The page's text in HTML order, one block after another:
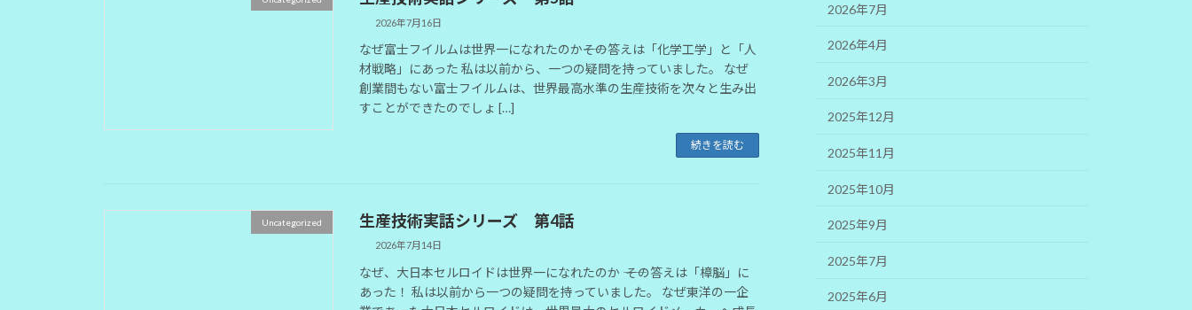
2026年7月16日
なぜ富士フイルムは世界一になれたのか――その答えは「化学工学」と「人
材戦略」にあった 私は以前から、一つの疑問を持っていました。 なぜ
創業間もない富士フイルムは、世界最高水準の生産技術を次々と生み出
すことができたのでしょ […]
続きを読む
Uncategorized 生産技術実話シリーズ 第4話
2026年7月14日
なぜ、大日本セルロイドは世界一になれたのか ―― その答えは「樟脳」に
あった！ 私は以前から一つの疑問を持っていました。 なぜ東洋の一企
2026年7月
2026年4月
2026年3月
2025年12月
2025年11月
2025年10月
2025年9月
2025年7月
2025年6月